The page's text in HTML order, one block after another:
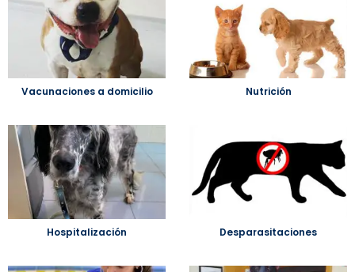
Vacunaciones a domicilio Nutrición
Hospitalización Desparasitaciones